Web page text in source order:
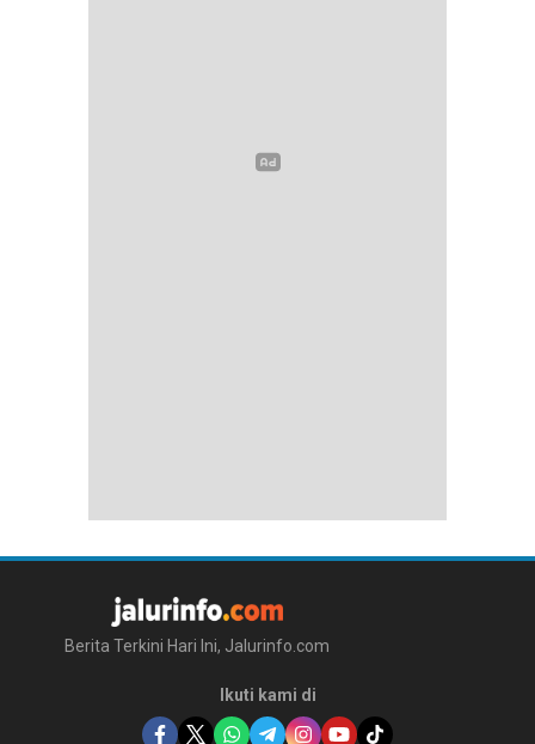
Berita Terkini Hari Ini, Jalurinfo.com
Ikuti kami di